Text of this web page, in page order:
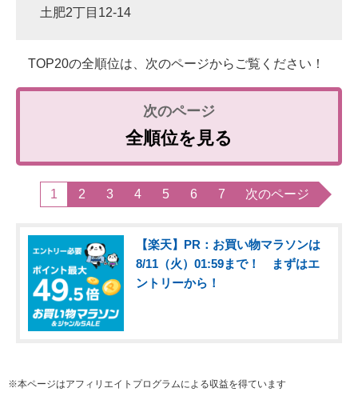
土肥2丁目12-14
TOP20の全順位は、次のページからご覧ください！
全順位を見る
1 2 3 4 5 6 7 次のページ
【楽天】PR：お買い物マラソンは
8/11（火）01:59まで！ まずはエ
ントリーから！
※本ページはアフィリエイトプログラムによる収益を得ています